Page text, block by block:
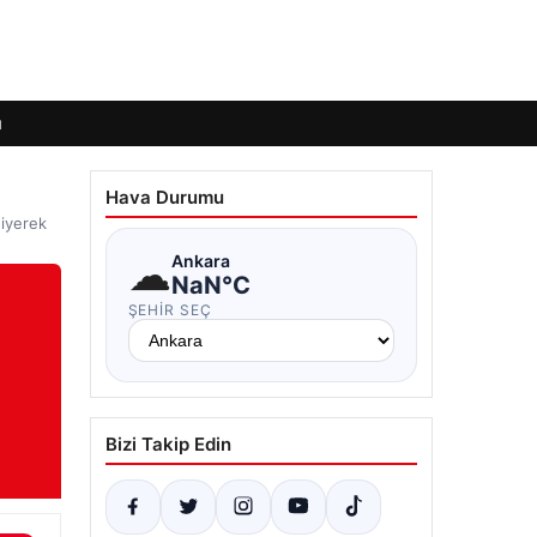
Hava Durumu
☁Ankara
NaN°C
ŞEHIR SEÇ
Bizi Takip Edin